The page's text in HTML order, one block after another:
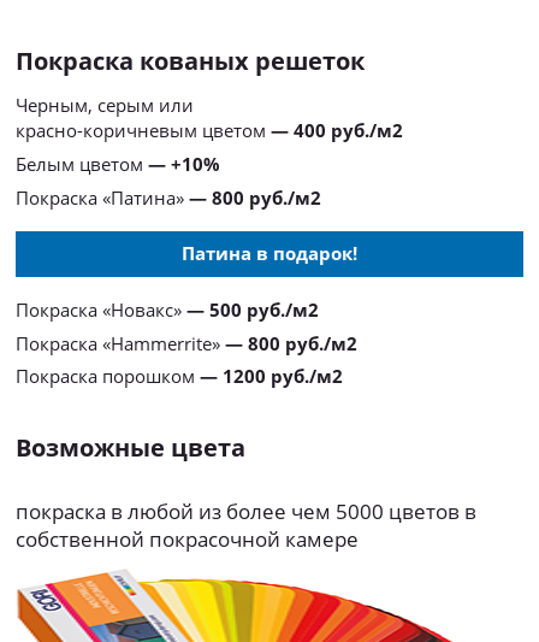
Покраска кованых решеток
Черным, серым или
красно-коричневым цветом — 400 руб./м2
Белым цветом — +10%
Покраска «Патина» — 800 руб./м2
Патина в подарок!
Покраска «Новакс» — 500 руб./м2
Покраска «Hammerrite» — 800 руб./м2
Покраска порошком — 1200 руб./м2
Возможные цвета
покраска в любой из более чем 5000 цветов в
собственной покрасочной камере